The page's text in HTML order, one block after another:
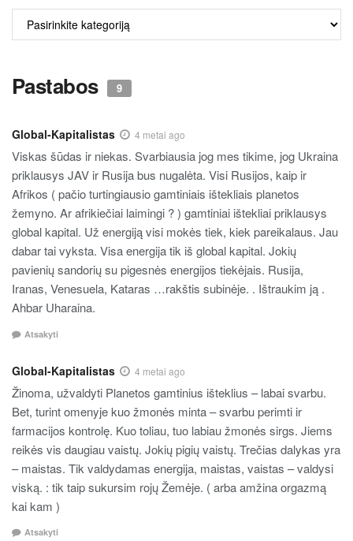
ALKO
TURINYS
Pastabos 9
Global-Kapitalistas 4 metai ago
Viskas šūdas ir niekas. Svarbiausia jog mes tikime, jog Ukraina
priklausys JAV ir Rusija bus nugalėta. Visi Rusijos, kaip ir
Afrikos ( pačio turtingiausio gamtiniais ištekliais planetos
žemyno. Ar afrikiečiai laimingi ? ) gamtiniai ištekliai priklausys
global kapital. Už energiją visi mokės tiek, kiek pareikalaus. Jau
dabar tai vyksta. Visa energija tik iš global kapital. Jokių
pavienių sandorių su pigesnės energijos tiekėjais. Rusija,
Iranas, Venesuela, Kataras …rakštis subinėje. . Ištraukim ją .
Ahbar Uharaina.
Atsakyti
Global-Kapitalistas 4 metai ago
Žinoma, užvaldyti Planetos gamtinius išteklius – labai svarbu.
Bet, turint omenyje kuo žmonės minta – svarbu perimti ir
farmacijos kontrolę. Kuo toliau, tuo labiau žmonės sirgs. Jiems
reikės vis daugiau vaistų. Jokių pigių vaistų. Trečias dalykas yra
– maistas. Tik valdydamas energija, maistas, vaistas – valdysi
viską. : tik taip sukursim rojų Žemėje. ( arba amžina orgazmą
kai kam )
Atsakyti